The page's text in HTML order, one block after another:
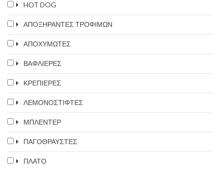
HOT DOG
ΑΠΟΞΗΡΑΝΤΕΣ ΤΡΟΦΙΜΩΝ
ΑΠΟΧΥΜΩΤΕΣ
ΒΑΦΛΙΕΡΕΣ
ΚΡΕΠΙΕΡΕΣ
ΛΕΜΟΝΟΣΤΙΦΤΕΣ
ΜΠΛΕΝΤΕΡ
ΠΑΓΟΘΡΑΥΣΤΕΣ
ΠΛΑΤΟ